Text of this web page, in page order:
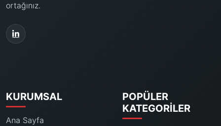
ortağınız.
KURUMSAL
Ana Sayfa
POPÜLER
KATEGORILER